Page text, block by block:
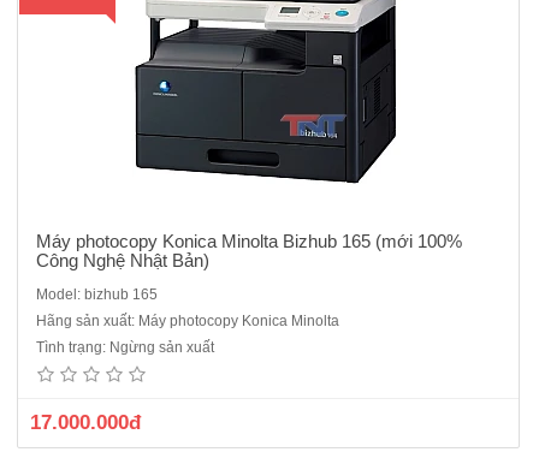
Máy photocopy Konica Minolta Bizhub 165 (mới 100%
Công Nghệ Nhật Bản)
Model: bizhub 165
Hãng sản xuất: Máy photocopy Konica Minolta
Tình trạng: Ngừng sản xuất
17.000.000đ
Máy photocopy Konica Minolta bizhub 226 ( mới 100% theo công
nghệ Nhật Bản)Cấu hình cơ bản: bizhub 226 CPS (OC 512 :Nắp đậy
+ AD 509 :Bộ đảo bản sao + NC504:Kết nối cổng mạng + MK749 màn
hình đk)Chức năng chính: Copy, In mạng, Scan ..